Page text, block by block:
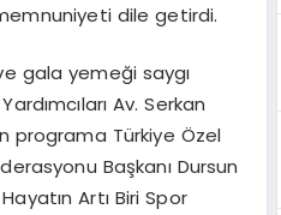
dile getirdi.
gala yemeği saygı
Av. Serkan
programa Türkiye Özel
Başkanı Dursun
Artı Biri Spor